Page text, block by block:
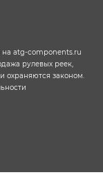
на atg-components.ru
рулевых реек,
охраняются законом.